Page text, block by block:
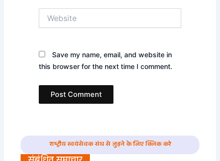
Save my name, email, and website in
this browser for the next time I comment.
राष्ट्रीय स्वयंसेवक संघ से जुड़ने के लिए क्लिक करे